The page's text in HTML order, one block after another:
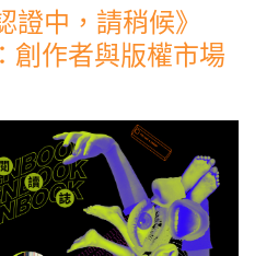
證中，請稍候》
創作者與版權市場